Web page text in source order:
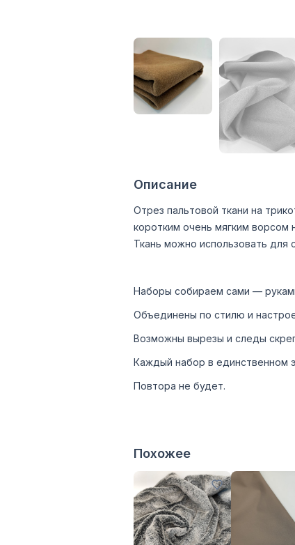
Описание
Отрез пальтовой ткани на
коротким очень мягким ворсом
Ткань можно использовать для
Наборы собираем сами —
Объединены по стилю и
Возможны вырезы и следы
Каждый набор в единственном
Повтора не будет.
Похожее